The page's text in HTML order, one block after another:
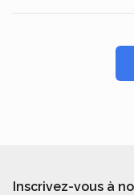
Inscrivez-vous à